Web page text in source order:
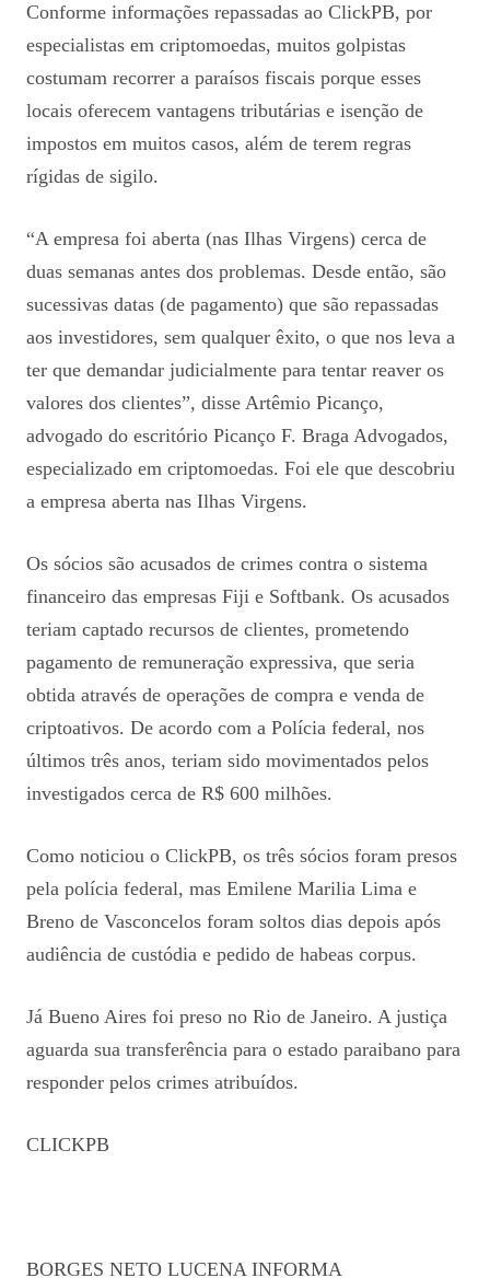
Conforme informações repassadas ao ClickPB, por
especialistas em criptomoedas, muitos golpistas
costumam recorrer a paraísos fiscais porque esses
locais oferecem vantagens tributárias e isenção de
impostos em muitos casos, além de terem regras
rígidas de sigilo.
“A empresa foi aberta (nas Ilhas Virgens) cerca de
duas semanas antes dos problemas. Desde então, são
sucessivas datas (de pagamento) que são repassadas
aos investidores, sem qualquer êxito, o que nos leva a
ter que demandar judicialmente para tentar reaver os
valores dos clientes”, disse Artêmio Picanço,
advogado do escritório Picanço F. Braga Advogados,
especializado em criptomoedas. Foi ele que descobriu
a empresa aberta nas Ilhas Virgens.
Os sócios são acusados de crimes contra o sistema
financeiro das empresas Fiji e Softbank. Os acusados
teriam captado recursos de clientes, prometendo
pagamento de remuneração expressiva, que seria
obtida através de operações de compra e venda de
criptoativos. De acordo com a Polícia federal, nos
últimos três anos, teriam sido movimentados pelos
investigados cerca de R$ 600 milhões.
Como noticiou o ClickPB, os três sócios foram presos
pela polícia federal, mas Emilene Marilia Lima e
Breno de Vasconcelos foram soltos dias depois após
audiência de custódia e pedido de habeas corpus.
Já Bueno Aires foi preso no Rio de Janeiro. A justiça
aguarda sua transferência para o estado paraibano para
responder pelos crimes atribuídos.
CLICKPB
BORGES NETO LUCENA INFORMA